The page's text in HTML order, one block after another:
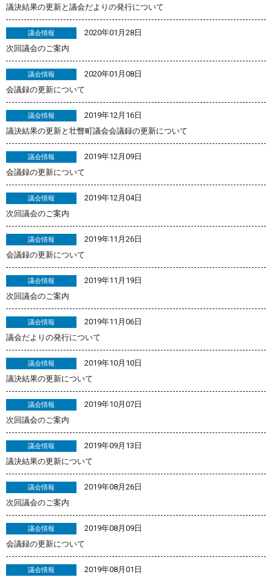
議決結果の更新と議会だよりの発行について
議会情報
2020年01月28日
次回議会のご案内
議会情報
2020年01月08日
会議録の更新について
議会情報
2019年12月16日
議決結果の更新と壮瞥町議会会議録の更新について
議会情報
2019年12月09日
会議録の更新について
議会情報
2019年12月04日
次回議会のご案内
議会情報
2019年11月26日
会議録の更新について
議会情報
2019年11月19日
次回議会のご案内
議会情報
2019年11月06日
議会だよりの発行について
議会情報
2019年10月10日
議決結果の更新について
議会情報
2019年10月07日
次回議会のご案内
議会情報
2019年09月13日
議決結果の更新について
議会情報
2019年08月26日
次回議会のご案内
議会情報
2019年08月09日
会議録の更新について
議会情報
2019年08月01日